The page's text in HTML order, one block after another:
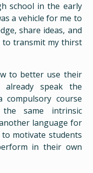
school in the early
a vehicle for me to
share ideas, and
to transmit my thirst
to better use their
already speak the
compulsory course
same intrinsic
language for
motivate students
in their own